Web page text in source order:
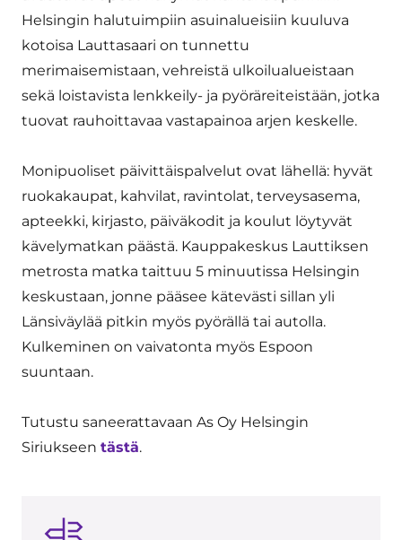
Helsingin halutuimpiin asuinalueisiin kuuluva
kotoisa Lauttasaari on tunnettu
merimaisemistaan, vehreistä ulkoilualueistaan
sekä loistavista lenkkeily- ja pyöräreiteistään, jotka
tuovat rauhoittavaa vastapainoa arjen keskelle.
Monipuoliset päivittäispalvelut ovat lähellä: hyvät
ruokakaupat, kahvilat, ravintolat, terveysasema,
apteekki, kirjasto, päiväkodit ja koulut löytyvät
kävelymatkan päästä. Kauppakeskus Lauttiksen
metrosta matka taittuu 5 minuutissa Helsingin
keskustaan, jonne pääsee kätevästi sillan yli
Länsiväylää pitkin myös pyörällä tai autolla.
Kulkeminen on vaivatonta myös Espoon
suuntaan.
Tutustu saneerattavaan As Oy Helsingin
Siriukseen tästä.